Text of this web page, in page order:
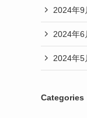
2024年9
2024年6
2024年5
Categories